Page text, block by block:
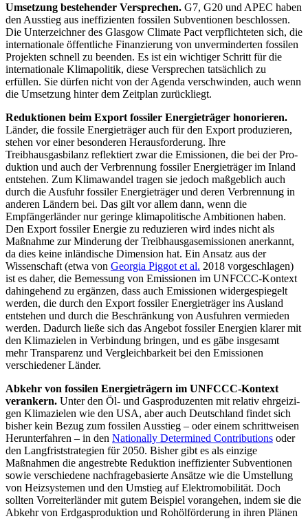
Umsetzung bestehender Versprechen. G7, G20 und APEC haben
den Ausstieg aus ineffizienten fossilen Subventionen be­schlossen.
Die Unterzeichner des Glasgow Climate Pact verpflichteten sich, die
inter­nationale öffentliche Finanzierung von unverminderten fossilen
Projekten schnell zu beenden. Es ist ein wichtiger Schritt für die
internationale Klimapolitik, diese Ver­spre­chen tatsächlich zu
erfüllen. Sie dürfen nicht von der Agenda verschwinden, auch wenn
die Umsetzung hinter dem Zeitplan zurückliegt.
Reduktionen beim Export fossiler Ener­gieträger honorieren.
Länder, die fossile Energieträger auch für den Export produ­zieren,
stehen vor einer besonderen Heraus­forderung. Ihre
Treibhausgasbilanz reflek­tiert zwar die Emissionen, die bei der Pro­
duktion und auch der Verbrennung fossiler Energieträger im Inland
entstehen. Zum Klimawandel tragen sie jedoch maß­geblich auch
durch die Ausfuhr fossiler Energie­träger und deren Verbrennung in
anderen Ländern bei. Das gilt vor allem dann, wenn die
Empfängerländer nur ge­ringe klima­politische Ambitionen haben.
Den Export fossiler Energie zu reduzieren wird indes nicht als
Maßnahme zur Minde­rung der Treibhausgasemissionen aner­kannt,
da dies keine inländische Dimension hat. Ein An­satz aus der
Wissenschaft (etwa von Georgia Piggot et al. 2018 vorgeschla­gen)
ist es da­her, die Bemessung von Emis­sionen im UNFCCC-Kontext
dahingehend zu ergänzen, dass auch Emissionen wider­ge­spiegelt
wer­den, die durch den Export fossiler Energie­träger ins Ausland
entstehen und durch die Beschränkung von Ausfuh­ren vermieden
werden. Dadurch ließe sich das Angebot fossiler Energien klarer mit
den Klimazielen in Verbindung bringen, und es gäbe ins­ge­samt
mehr Transparenz und Vergleich­barkeit bei den Emissionen
verschiedener Länder.
Abkehr von fossilen Energieträgern im UNFCCC-Kontext
verankern. Unter den Öl- und Gasproduzenten mit relativ ehrgeizi­
gen Klimazielen wie den USA, aber auch Deutschland findet sich
bisher kein Bezug zum fossilen Ausstieg – oder einem schritt­weisen
Herunterfahren – in den Nationally Determined Contributions oder
den Lang­friststrategien für 2050. Bisher gibt es als einzige
Maßnahmen die angestrebte Reduk­tion ineffizienter Subventionen
sowie ver­schiedene nachfragebasierte Ansätze wie die Umstellung
von Heizsystemen und den Umstieg auf Elektromobilität. Doch
sollten Vorreiterländer mit gutem Beispiel voran­gehen, indem sie die
Abkehr von Erdgas­produktion und Rohölförderung in ihren Plänen